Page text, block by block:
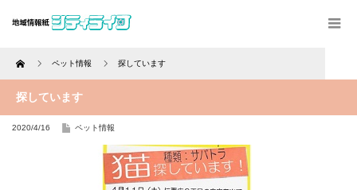
Home ペット情報 探しています
探しています
2020/4/16 ペット情報